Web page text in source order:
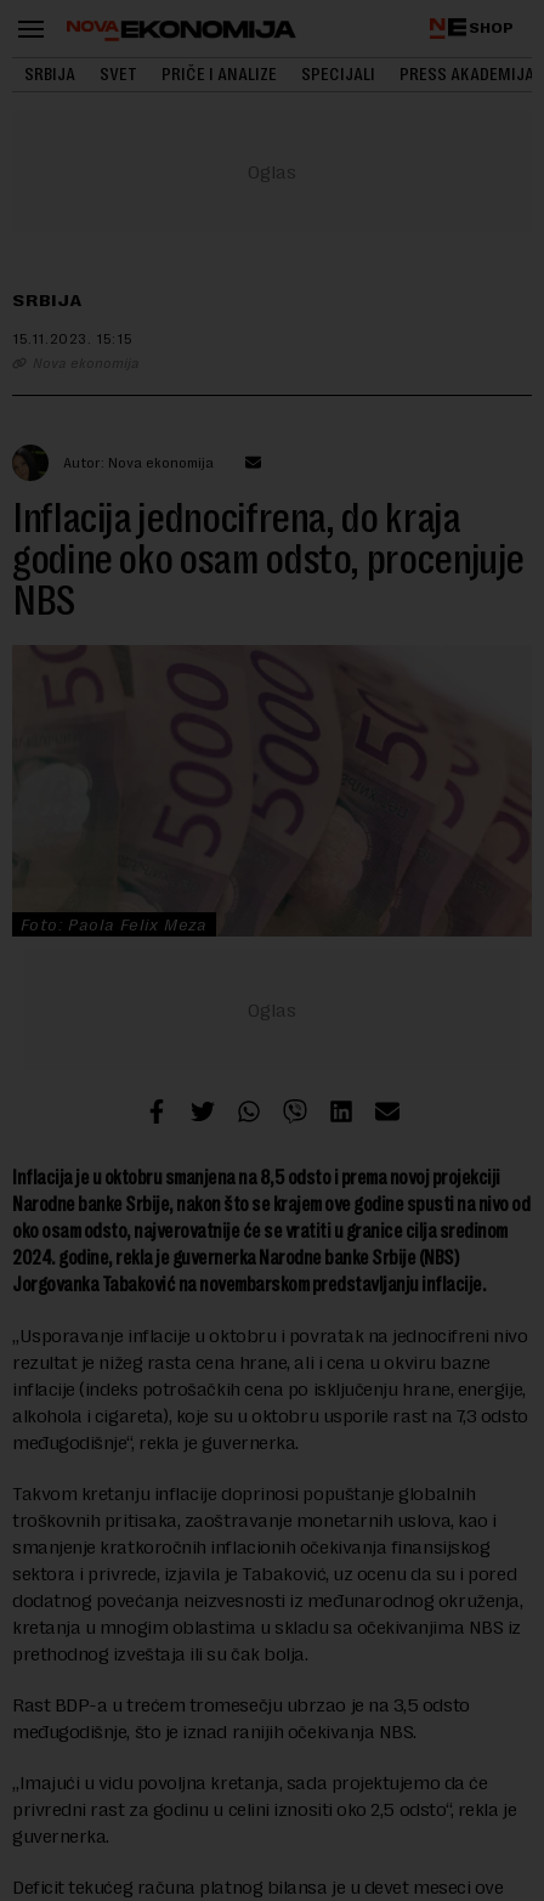
SHOP
SRBIJA SVET PRIČE I ANALIZE SPECIJALI PRESS AKADEMIJA
SRBIJA
15.11.2023. 15:15
Nova ekonomija
Autor: Nova ekonomija
Inflacija jednocifrena, do kraja
godine oko osam odsto, procenjuje
NBS
Foto: Paola Felix Meza
Inflacija je u oktobru smanjena na 8,5 odsto i prema novoj projekciji
Narodne banke Srbije, nakon što se krajem ove godine spusti na nivo od
oko osam odsto, najverovatnije će se vratiti u granice cilja sredinom
2024. godine, rekla je guvernerka Narodne banke Srbije (NBS)
Jorgovanka Tabaković na novembarskom predstavljanju inflacije.
„Usporavanje inflacije u oktobru i povratak na jednocifreni nivo
rezultat je nižeg rasta cena hrane, ali i cena u okviru bazne
inflacije (indeks potrošačkih cena po isključenju hrane, energije,
alkohola i cigareta), koje su u oktobru usporile rast na 7,3 odsto
međugodišnje“, rekla je guvernerka.
Takvom kretanju inflacije doprinosi popuštanje globalnih
troškovnih pritisaka, zaoštravanje monetarnih uslova, kao i
smanjenje kratkoročnih inflacionih očekivanja finansijskog
sektora i privrede, izjavila je Tabaković, uz ocenu da su i pored
dodatnog povećanja neizvesnosti iz međunarodnog okruženja,
kretanja u mnogim oblastima u skladu sa očekivanjima NBS iz
prethodnog izveštaja ili su čak bolja.
Rast BDP-a u trećem tromesečju ubrzao je na 3,5 odsto
međugodišnje, što je iznad ranijih očekivanja NBS.
„Imajući u vidu povoljna kretanja, sada projektujemo da će
privredni rast za godinu u celini iznositi oko 2,5 odsto“, rekla je
guvernerka.
Deficit tekućeg računa platnog bilansa je u devet meseci ove